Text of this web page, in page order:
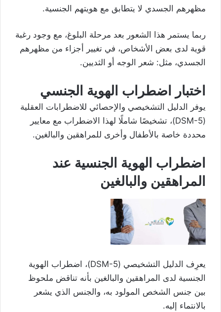
مظهرهم الجسدي لا يتطابق مع هويتهم الجنسية.
ربما يستمر هذا الشعور بعد مرحلة البلوغ، مع وجود رغبة
قوية لدى بعض الأشخاص، في تغيير أجزاء من مظهرهم
الجسدي، مثل: شعر الوجه أو الثديين.
اختبار اضطراب الهوية الجنسي
يوفر الدليل التشخيصي والإحصائي للاضطرابات العقلية
(DSM-5)، تشخيصًا شاملًا لهذا الاضطراب مع معايير
محددة خاصة بالأطفال وأخرى للمراهقين والبالغين.
اضطراب الهوية الجنسية عند
المراهقين والبالغين
يعرِف الدليل التشخيصي (DSM-5)، اضطراب الهوية
الجنسية لدى المراهقين والبالغين بأنه تناقض ملحوظ
بين جنس الشخص المولود به، والجنس الذي يشعر
بالانتماء إليه.